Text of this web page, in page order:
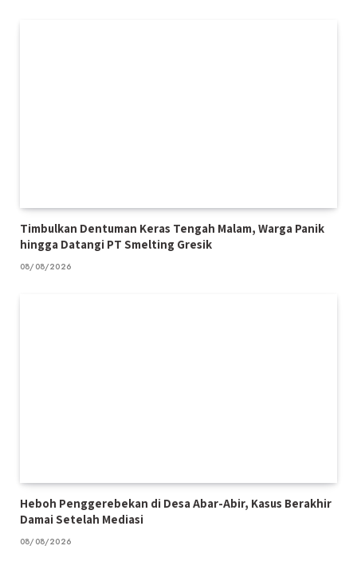
Timbulkan Dentuman Keras Tengah Malam, Warga Panik
hingga Datangi PT Smelting Gresik
08/08/2026
Heboh Penggerebekan di Desa Abar-Abir, Kasus Berakhir
Damai Setelah Mediasi
08/08/2026